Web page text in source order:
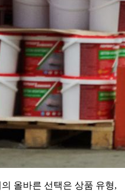
의 올바른 선택은 상품 유형,